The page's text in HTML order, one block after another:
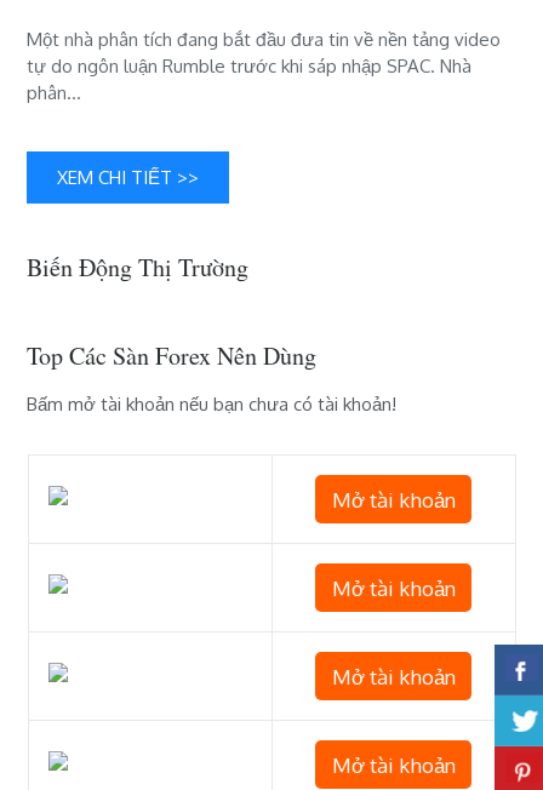
có
thể
trường
hội
như
nào
Một nhà phân tích đang bắt đầu đưa tin về nền tảng video
tự do ngôn luận Rumble trước khi sáp nhập SPAC. Nhà
phân…
XEM CHI TIẾT >>
Biến Động Thị Trường
Top Các Sàn Forex Nên Dùng
Bấm mở tài khoản nếu bạn chưa có tài khoản!
Mở tài khoản
Mở tài khoản
Mở tài khoản
Mở tài khoản